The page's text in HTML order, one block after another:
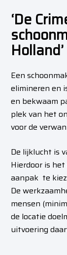
‘De
Holland’
Een
elimineren en
en bekwaam
plek van het
voor de
De lijklucht is
Hierdoor is
aanpak te
De
mensen
de locatie
uitvoering